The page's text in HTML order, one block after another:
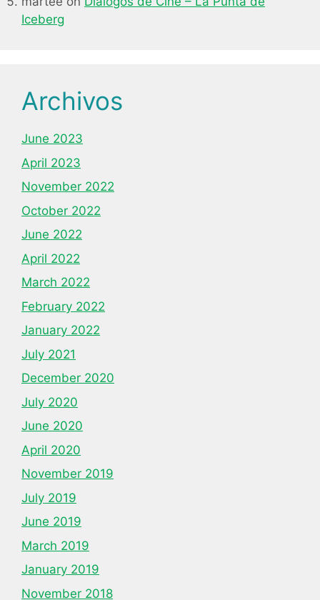
Iceberg
Archivos
June 2023
April 2023
November 2022
October 2022
June 2022
April 2022
March 2022
February 2022
January 2022
July 2021
December 2020
July 2020
June 2020
April 2020
November 2019
July 2019
June 2019
March 2019
January 2019
November 2018